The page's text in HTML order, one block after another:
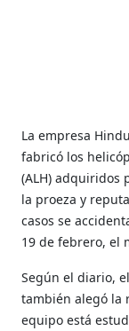
La empresa
fabricó los
(ALH) adquiridos
la proeza y
casos se
19 de febrero, el
Según el diario,
también alegó la
equipo está